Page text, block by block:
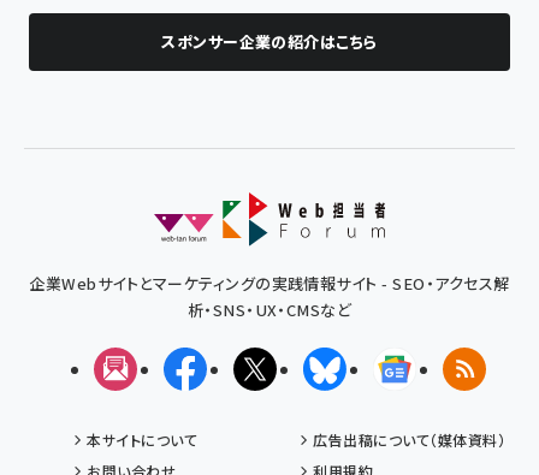
スポンサー企業の紹介はこちら
企業Webサイトとマーケティングの実践情報サイト - SEO・アクセス解
析・SNS・UX・CMSなど
メルマガFacebookX(エックス)BlueskyGoogleニュ
RSS
本サイトについて
広告出稿について（媒体資料）